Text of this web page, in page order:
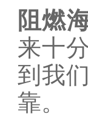
阻燃
来十
到我
靠。